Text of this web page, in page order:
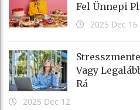
Fel Ünnepi
2025 Dec 16
Vagy
Rá
2025 Dec 12